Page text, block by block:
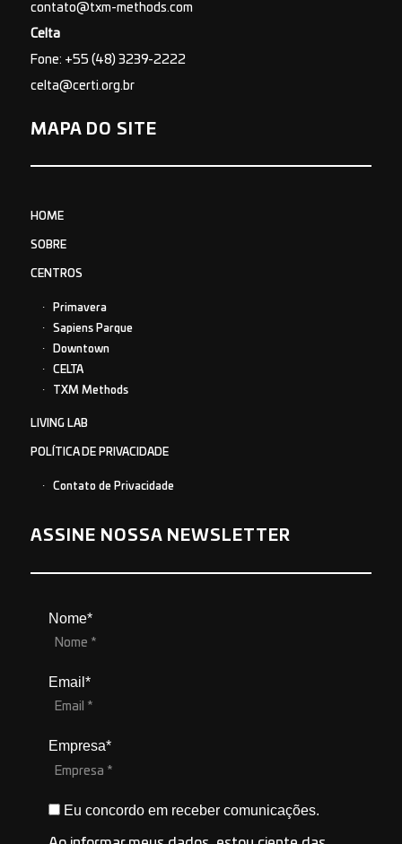
contato@txm-methods.com
Celta
Fone: +55 (48) 3239-2222
celta@certi.org.br
MAPA DO SITE
HOME
SOBRE
CENTROS
Primavera
Sapiens Parque
Downtown
CELTA
TXM Methods
LIVING LAB
POLÍTICA DE PRIVACIDADE
Contato de Privacidade
ASSINE NOSSA NEWSLETTER
Nome*
Email*
Empresa*
Eu concordo em receber comunicações.